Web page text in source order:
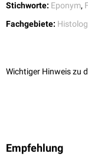
Stichworte: Eponym,
Fachgebiete:
Wichtiger Hinweis zu
Empfehlung